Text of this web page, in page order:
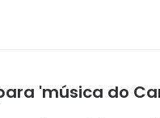
'música do